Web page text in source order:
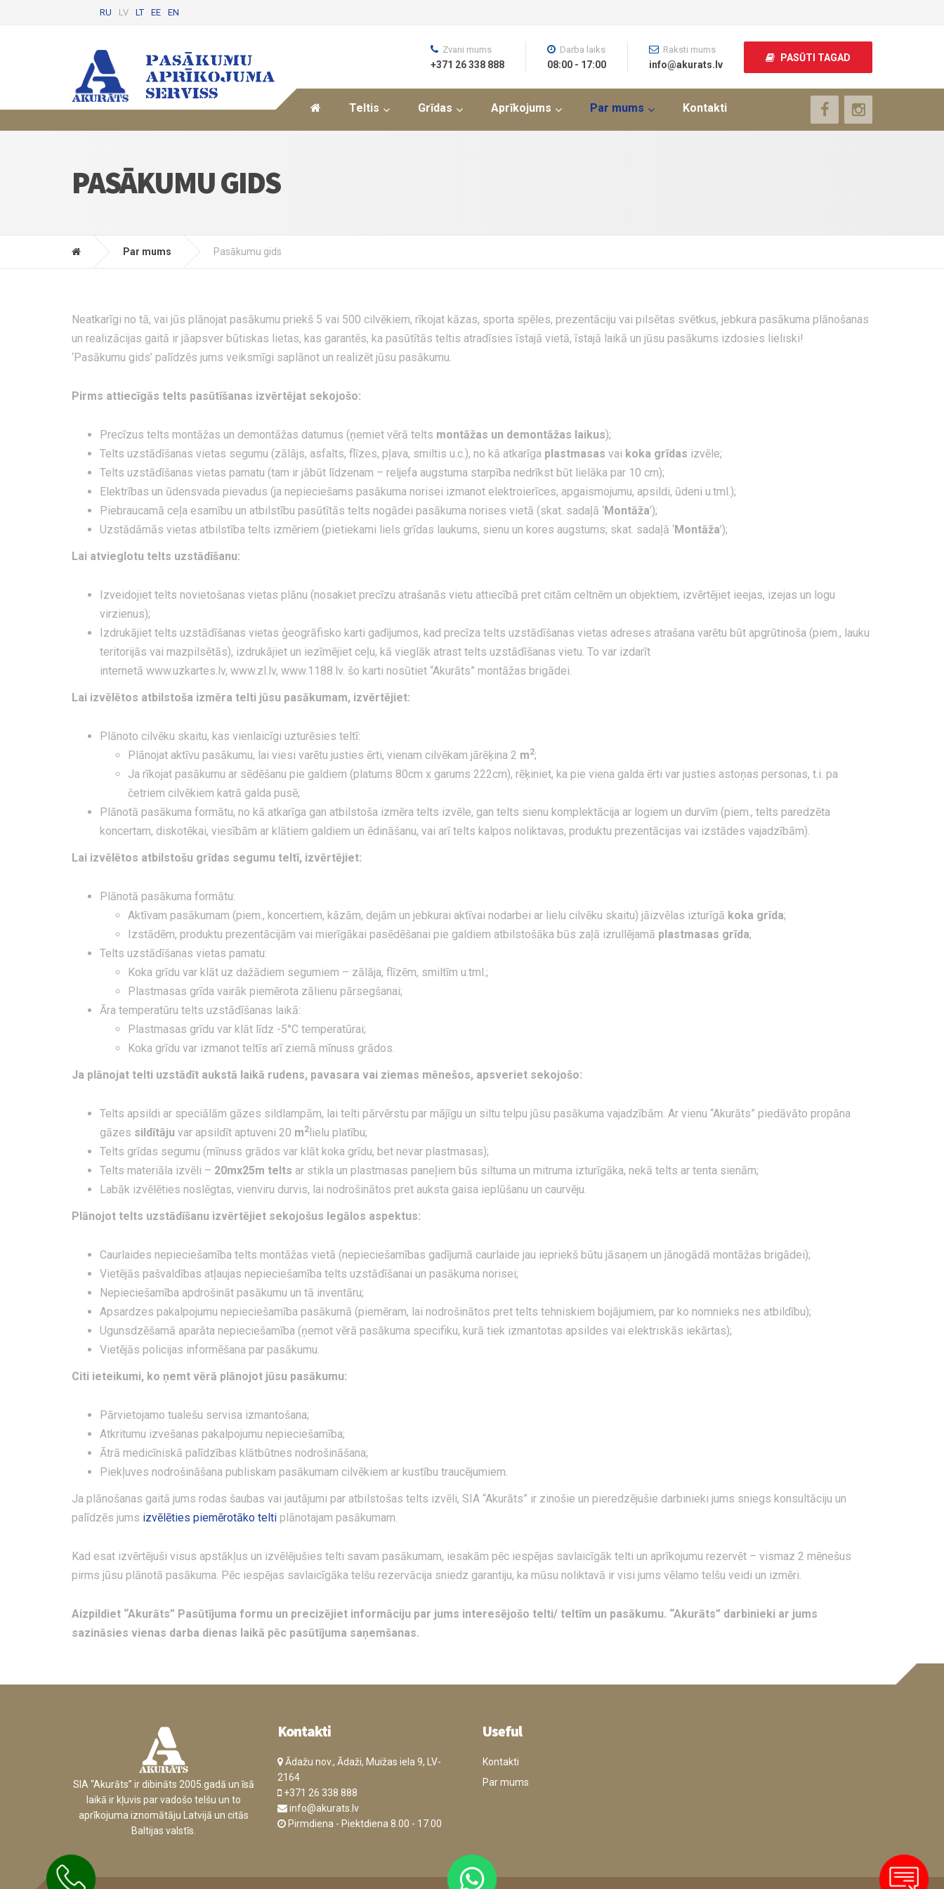
RU LV LT EE EN
Teltis Grīdas Aprīkojums Par mums Kontakti
Zvani mums
+371 26 338 888
Darba laiks
08:00 - 17:00
Raksti mums
info@akurats.lv
PASŪTI TAGAD
PASĀKUMU GIDS
Par mums Pasākumu gids
Neatkarīgi no tā, vai jūs plānojat pasākumu priekš 5 vai 500 cilvēkiem, rīkojat kāzas, sporta spēles, prezentāciju vai pilsētas svētkus, jebkura pasākuma plānošanas
un realizācijas gaitā ir jāapsver būtiskas lietas, kas garantēs, ka pasūtītās teltis atradīsies īstajā vietā, īstajā laikā un jūsu pasākums izdosies lieliski!
‘Pasākumu gids’ palīdzēs jums veiksmīgi saplānot un realizēt jūsu pasākumu.
Pirms attiecīgās telts pasūtīšanas izvērtējat sekojošo:
Precīzus telts montāžas un demontāžas datumus (ņemiet vērā telts montāžas un demontāžas laikus);
Telts uzstādīšanas vietas segumu (zālājs, asfalts, flīzes, pļava, smiltis u.c.), no kā atkarīga plastmasas vai koka grīdas izvēle;
Telts uzstādīšanas vietas pamatu (tam ir jābūt līdzenam – reljefa augstuma starpība nedrīkst būt lielāka par 10 cm);
Elektrības un ūdensvada pievadus (ja nepieciešams pasākuma norisei izmanot elektroierīces, apgaismojumu, apsildi, ūdeni u.tml.);
Piebraucamā ceļa esamību un atbilstību pasūtītās telts nogādei pasākuma norises vietā (skat. sadaļā ‘Montāža’);
Uzstādāmās vietas atbilstība telts izmēriem (pietiekami liels grīdas laukums, sienu un kores augstums; skat. sadaļā ‘Montāža’);
Lai atvieglotu telts uzstādīšanu:
Izveidojiet telts novietošanas vietas plānu (nosakiet precīzu atrašanās vietu attiecībā pret citām celtnēm un objektiem, izvērtējiet ieejas, izejas un logu
virzienus);
Izdrukājiet telts uzstādīšanas vietas ģeogrāfisko karti gadījumos, kad precīza telts uzstādīšanas vietas adreses atrašana varētu būt apgrūtinoša (piem., lauku
teritorijās vai mazpilsētās), izdrukājiet un iezīmējiet ceļu, kā vieglāk atrast telts uzstādīšanas vietu. To var izdarīt
internetā www.uzkartes.lv, www.zl.lv, www.1188.lv. šo karti nosūtiet “Akurāts” montāžas brigādei.
Lai izvēlētos atbilstoša izmēra telti jūsu pasākumam, izvērtējiet:
Plānoto cilvēku skaitu, kas vienlaicīgi uzturēsies teltī:
Plānojat aktīvu pasākumu, lai viesi varētu justies ērti, vienam cilvēkam jārēķina 2 m2;
Ja rīkojat pasākumu ar sēdēšanu pie galdiem (platums 80cm x garums 222cm), rēķiniet, ka pie viena galda ērti var justies astoņas personas, t.i. pa
četriem cilvēkiem katrā galda pusē;
Plānotā pasākuma formātu, no kā atkarīga gan atbilstoša izmēra telts izvēle, gan telts sienu komplektācija ar logiem un durvīm (piem., telts paredzēta
koncertam, diskotēkai, viesībām ar klātiem galdiem un ēdināšanu, vai arī telts kalpos noliktavas, produktu prezentācijas vai izstādes vajadzībām).
Lai izvēlētos atbilstošu grīdas segumu teltī, izvērtējiet:
Plānotā pasākuma formātu:
Aktīvam pasākumam (piem., koncertiem, kāzām, dejām un jebkurai aktīvai nodarbei ar lielu cilvēku skaitu) jāizvēlas izturīgā koka grīda;
Izstādēm, produktu prezentācijām vai mierīgākai pasēdēšanai pie galdiem atbilstošāka būs zaļā izrullējamā plastmasas grīda;
Telts uzstādīšanas vietas pamatu:
Koka grīdu var klāt uz dažādiem segumiem – zālāja, flīzēm, smiltīm u.tml.;
Plastmasas grīda vairāk piemērota zālienu pārsegšanai;
Āra temperatūru telts uzstādīšanas laikā:
Plastmasas grīdu var klāt līdz -5°C temperatūrai;
Koka grīdu var izmanot teltīs arī ziemā mīnuss grādos.
Ja plānojat telti uzstādīt aukstā laikā rudens, pavasara vai ziemas mēnešos, apsveriet sekojošo:
Telts apsildi ar speciālām gāzes sildlampām, lai telti pārvērstu par mājīgu un siltu telpu jūsu pasākuma vajadzībām. Ar vienu “Akurāts” piedāvāto propāna
gāzes sildītāju var apsildīt aptuveni 20 m2lielu platību;
Telts grīdas segumu (mīnuss grādos var klāt koka grīdu, bet nevar plastmasas);
Telts materiāla izvēli – 20mx25m telts ar stikla un plastmasas paneļiem būs siltuma un mitruma izturīgāka, nekā telts ar tenta sienām;
Labāk izvēlēties noslēgtas, vienviru durvis, lai nodrošinātos pret auksta gaisa ieplūšanu un caurvēju.
Plānojot telts uzstādīšanu izvērtējiet sekojošus legālos aspektus:
Caurlaides nepieciešamība telts montāžas vietā (nepieciešamības gadījumā caurlaide jau iepriekš būtu jāsaņem un jānogādā montāžas brigādei);
Vietējās pašvaldības atļaujas nepieciešamība telts uzstādīšanai un pasākuma norisei;
Nepieciešamība apdrošināt pasākumu un tā inventāru;
Apsardzes pakalpojumu nepieciešamība pasākumā (piemēram, lai nodrošinātos pret telts tehniskiem bojājumiem, par ko nomnieks nes atbildību);
Ugunsdzēšamā aparāta nepieciešamība (ņemot vērā pasākuma specifiku, kurā tiek izmantotas apsildes vai elektriskās iekārtas);
Vietējās policijas informēšana par pasākumu.
Citi ieteikumi, ko ņemt vērā plānojot jūsu pasākumu:
Pārvietojamo tualešu servisa izmantošana;
Atkritumu izvešanas pakalpojumu nepieciešamība;
Ātrā medicīniskā palīdzības klātbūtnes nodrošināšana;
Piekļuves nodrošināšana publiskam pasākumam cilvēkiem ar kustību traucējumiem.
Ja plānošanas gaitā jums rodas šaubas vai jautājumi par atbilstošas telts izvēli, SIA “Akurāts” ir zinošie un pieredzējušie darbinieki jums sniegs konsultāciju un
palīdzēs jums izvēlēties piemērotāko telti plānotajam pasākumam.
Kad esat izvērtējuši visus apstākļus un izvēlējušies telti savam pasākumam, iesakām pēc iespējas savlaicīgāk telti un aprīkojumu rezervēt – vismaz 2 mēnešus
pirms jūsu plānotā pasākuma. Pēc iespējas savlaicīgāka telšu rezervācija sniedz garantiju, ka mūsu noliktavā ir visi jums vēlamo telšu veidi un izmēri.
Aizpildiet “Akurāts” Pasūtījuma formu un precizējiet informāciju par jums interesējošo telti/ teltīm un pasākumu. “Akurāts” darbinieki ar jums
sazināsies vienas darba dienas laikā pēc pasūtījuma saņemšanas.
SIA “Akurāts” ir dibināts 2005.gadā un īsā
laikā ir kļuvis par vadošo telšu un to
aprīkojuma iznomātāju Latvijā un citās
Baltijas valstīs.
Kontakti
Ādažu nov., Ādaži, Muižas iela 9, LV-
2164
+371 26 338 888
info@akurats.lv
Pirmdiena - Piektdiena 8.00 - 17.00
Useful
Kontakti
Par mums